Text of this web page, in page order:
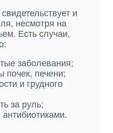
и
несмотря на
Есть случаи,
заболевания;
почек, печени;
и грудного
за руль;